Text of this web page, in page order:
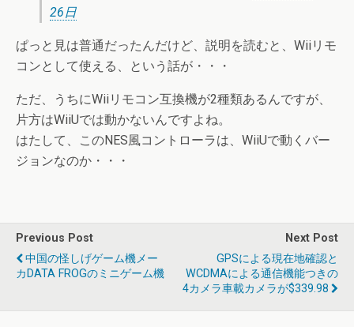
26日
ぱっと見は普通だったんだけど、説明を読むと、Wiiリモ
コンとして使える、という話が・・・
ただ、うちにWiiリモコン互換機が2種類あるんですが、
片方はWiiUでは動かないんですよね。
はたして、このNES風コントローラは、WiiUで動くバー
ジョンなのか・・・
Previous Post
中国の怪しげゲーム機メー
カDATA FROGのミニゲーム機
Next Post
GPSによる現在地確認と
WCDMAによる通信機能つきの
4カメラ車載カメラが$339.98